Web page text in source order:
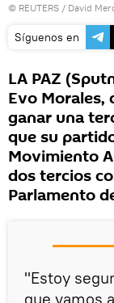
© REUTERS / David
Síguenos en
LA PAZ
Evo Morales,
ganar una
que su
Movimiento
dos tercios
Parlamento
"Estoy
que vamos